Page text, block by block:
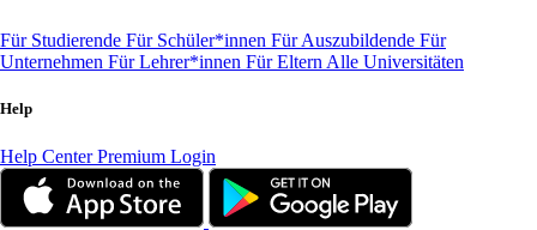
Für Studierende Für Schüler*innen Für Auszubildende Für
Unternehmen Für Lehrer*innen Für Eltern Alle Universitäten
Help
Help CenterPremium Login